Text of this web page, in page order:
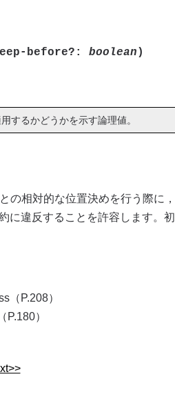
before?: boolean )
するかどうかを示す論理値。
の相対的な位置決めを行う際に，
に違反することを許容します。初
P.208）
）